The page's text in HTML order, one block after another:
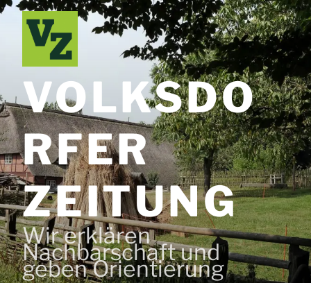
Zum
Inhalt
springen
VOLKSDO
RFER
ZEITUNG
Wir erklären
Nachbarschaft und
geben Orientierung